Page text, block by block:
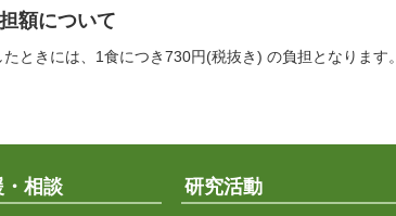
額について
ときには、1食につき730円(税抜き) の負担となります。
相談 研究活動